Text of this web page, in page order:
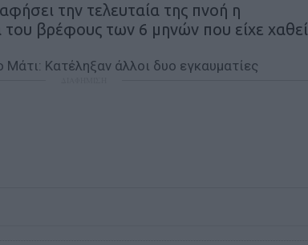
την τελευταία της πνοή η
βρέφους των 6 μηνών που είχε χαθεί